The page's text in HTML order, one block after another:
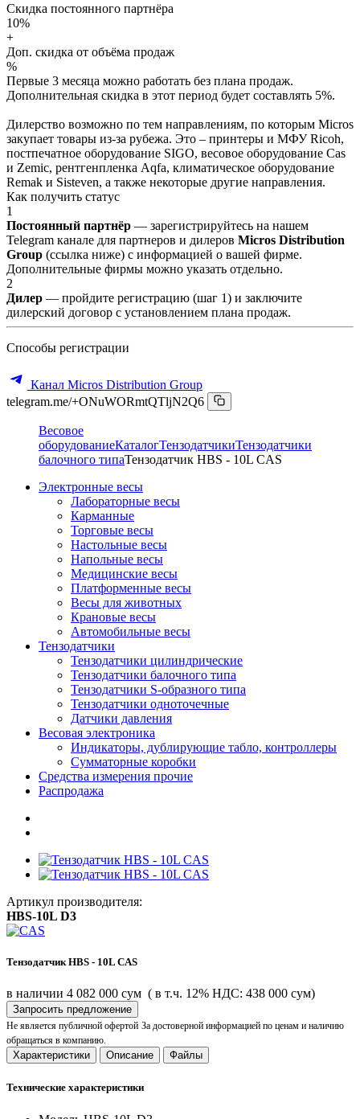
Скидка постоянного партнёра
10%
+
Доп. скидка от объёма продаж
%
Первые 3 месяца можно работать без плана продаж.
Дополнительная скидка в этот период будет составлять 5%.
Дилерство возможно по тем направлениям, по которым Micros
закупает товары из-за рубежа. Это – принтеры и МФУ Ricoh,
постпечатное оборудование SIGO, весовое оборудование Cas
и Zemic, рентгенпленка Aqfa, климатическое оборудование
Remak и Sisteven, а также некоторые другие направления.
Как получить статус
1
Постоянный партнёр — зарегистрируйтесь на нашем
Telegram канале для партнеров и дилеров Micros Distribution
Group (ссылка ниже) с информацией о вашей фирме.
Дополнительные фирмы можно указать отдельно.
2
Дилер — пройдите регистрацию (шаг 1) и заключите
дилерский договор с установлением плана продаж.
Способы регистрации
Канал Micros Distribution Group
telegram.me/+ONuWORmtQTljN2Q6
Весовое
оборудованиеКаталогТензодатчикиТензодатчики
балочного типаТензодатчик HBS - 10L CAS
Электронные весы
Лабораторные весы
Карманные
Торговые весы
Настольные весы
Напольные весы
Медицинские весы
Платформенные весы
Весы для животных
Крановые весы
Автомобильные весы
Тензодатчики
Тензодатчики цилиндрические
Тензодатчики балочного типа
Тензодатчики S-образного типа
Тензодатчики одноточечные
Датчики давления
Весовая электроника
Индикаторы, дублирующие табло, контроллеры
Сумматорные коробки
Средства измерения прочие
Распродажа
Артикул производителя:
HBS-10L D3
Тензодатчик HBS - 10L CAS
в наличии 4 082 000 сум ( в т.ч. 12% НДС: 438 000 сум)
Запросить предложение
Не является публичной офертой За достоверной информацией по ценам и наличию
обращаться в компанию.
Характеристики Описание Файлы
Технические характеристики